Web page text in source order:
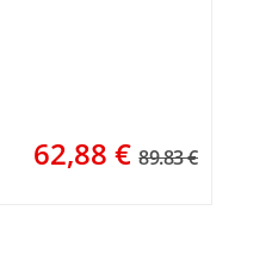
62,88 € 89.83 €